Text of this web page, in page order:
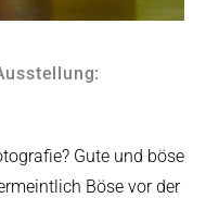
Gute und böse
Böse vor der